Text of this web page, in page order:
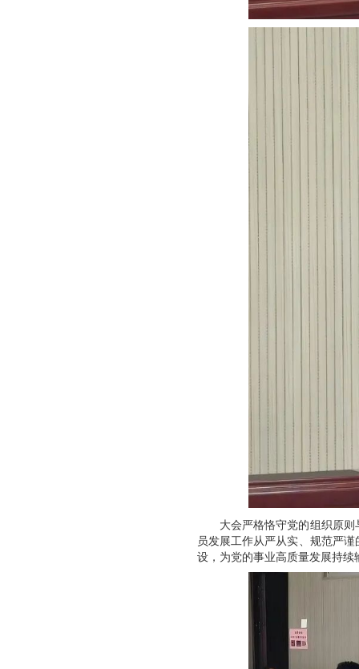
大会严格恪守党的组织原
员发展工作从严从实、规范严
设，为党的事业高质量发展持